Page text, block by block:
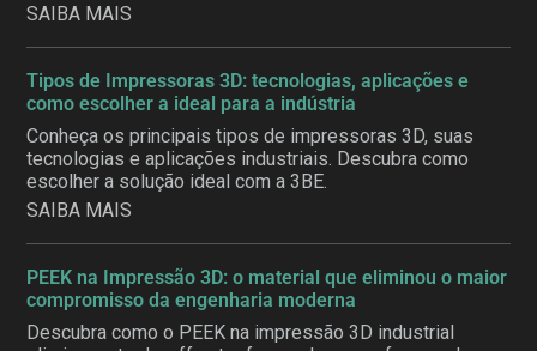
SAIBA MAIS
Tipos de Impressoras 3D: tecnologias, aplicações e
como escolher a ideal para a indústria
Conheça os principais tipos de impressoras 3D, suas
tecnologias e aplicações industriais. Descubra como
escolher a solução ideal com a 3BE.
SAIBA MAIS
PEEK na Impressão 3D: o material que eliminou o maior
compromisso da engenharia moderna
Descubra como o PEEK na impressão 3D industrial